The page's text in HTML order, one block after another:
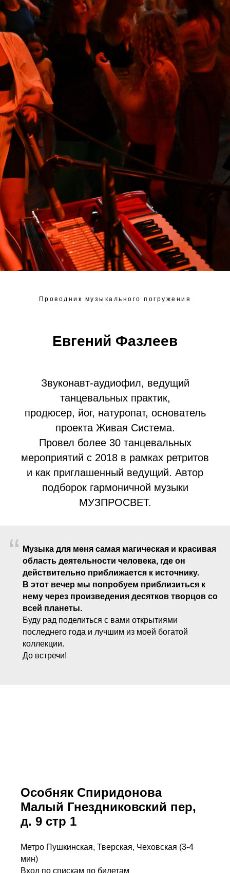
Проводник музыкального погружения
Евгений Фазлеев
Звуконавт-аудиофил, ведущий
танцевальных практик,
продюсер, йог, натуропат, основатель
проекта Живая Система.
Провел более 30 танцевальных
мероприятий с 2018 в рамках ретритов
и как приглашенный ведущий. Автор
подборок гармоничной музыки
МУЗПРОСВЕТ.
“
Музыка для меня самая магическая и красивая
область деятельности человека, где он
действительно приближается к источнику.
В этот вечер мы попробуем приблизиться к
нему через произведения десятков творцов со
всей планеты.
Буду рад поделиться с вами открытиями
последнего года и лучшим из моей богатой
коллекции.
До встречи!
Особняк Спиридонова
Малый Гнездниковский пер,
д. 9 стр 1
Метро Пушкинская, Тверская, Чеховская (3-4
мин)
Вход по спискам по билетам